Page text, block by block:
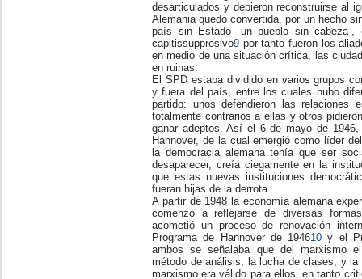
desarticulados y debieron reconstruirse al
Alemania quedo convertida, por un hecho
país sin Estado -un pueblo sin cabeza-,
capitissuppresivo9 por tanto fueron los
en medio de una situación crítica, las
en ruinas.
El SPD estaba dividido en varios grupos
y fuera del país, entre los cuales hubo
partido: unos defendieron las relaciones
totalmente contrarios a ellas y otros
ganar adeptos. Así el 6 de mayo de
Hannover, de la cual emergió como líder
la democracia alemana tenía que ser
desaparecer, creía ciegamente en la
que estas nuevas instituciones
fueran hijas de la derrota.
A partir de 1948 la economía alemana
comenzó a reflejarse de diversas
acometió un proceso de renovación
Programa de Hannover de 194610 y el
ambos se señalaba que del marxismo
método de análisis, la lucha de clases, y
marxismo era válido para ellos, en tanto